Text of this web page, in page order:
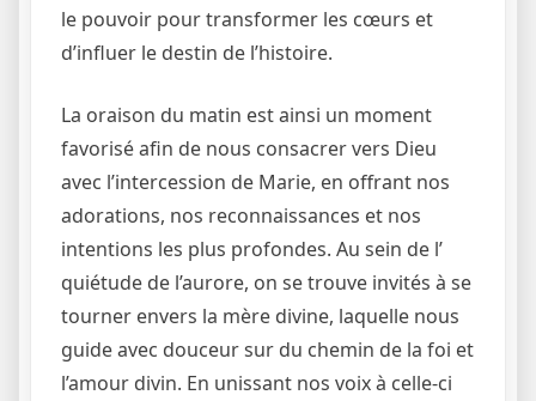
le pouvoir pour transformer les cœurs et
d’influer le destin de l’histoire.
La oraison du matin est ainsi un moment
favorisé afin de nous consacrer vers Dieu
avec l’intercession de Marie, en offrant nos
adorations, nos reconnaissances et nos
intentions les plus profondes. Au sein de l’
quiétude de l’aurore, on se trouve invités à se
tourner envers la mère divine, laquelle nous
guide avec douceur sur du chemin de la foi et
l’amour divin. En unissant nos voix à celle-ci